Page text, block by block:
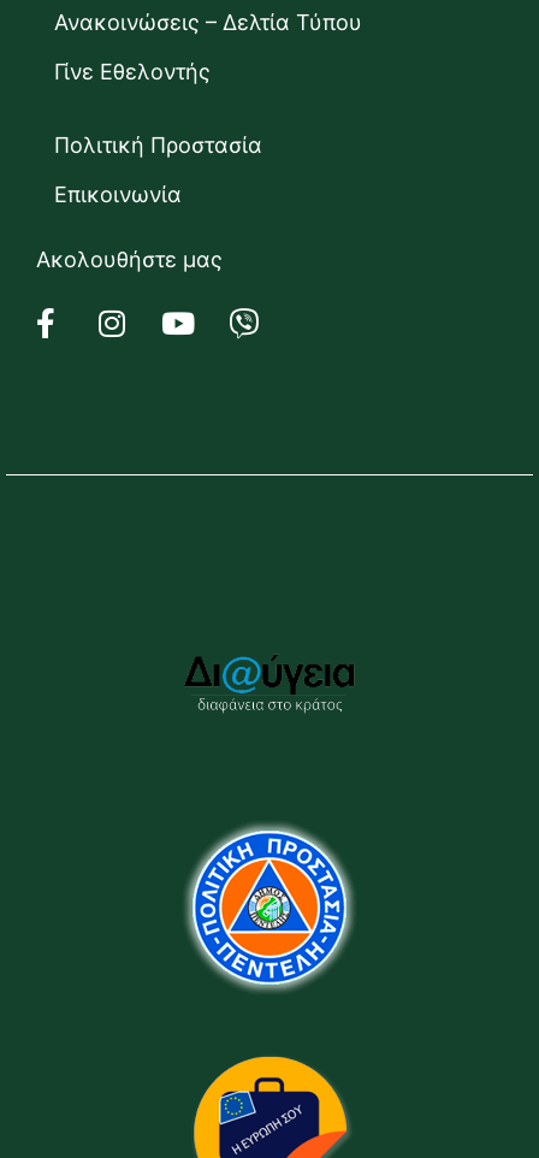
Ανακοινώσεις – Δελτία Τύπου
Γίνε Εθελοντής
Πολιτική Προστασία
Επικοινωνία
Ακολουθήστε μας